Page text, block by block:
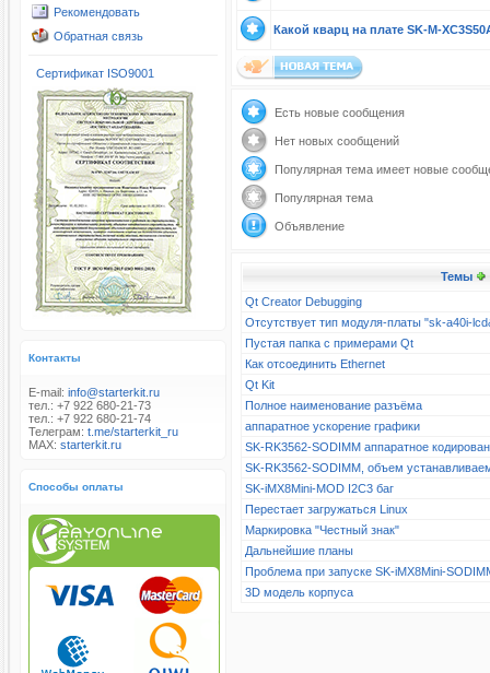
Рекомендовать
Обратная связь
Сертификат ISO9001
Контакты
E-mail: info@starterkit.ru
тел.: +7 922 680-21-73
тел.: +7 922 680-21-74
Телеграм: t.me/starterkit_ru
MAX: starterkit.ru
Способы оплаты
Какой кварц на плате SK-M-
Есть новые сообщения
Нет новых сообщений
Популярная тема имеет новые
Популярная тема
Объявление
Темы
Qt Creator Debugging
Отсутствует тип модуля-платы "sk-a40i-
Пустая папка с примерами Qt
Как отсоединить Ethernet
Qt Kit
Полное наименование разъёма
аппаратное ускорение графики
SK-RK3562-SODIMM аппаратное
SK-RK3562-SODIMM, объем
SK-iMX8Mini-MOD I2C3 баг
Перестает загружаться Linux
Маркировка "Честный знак"
Дальнейшие планы
Проблема при запуске SK-iMX8Mini-
3D модель корпуса